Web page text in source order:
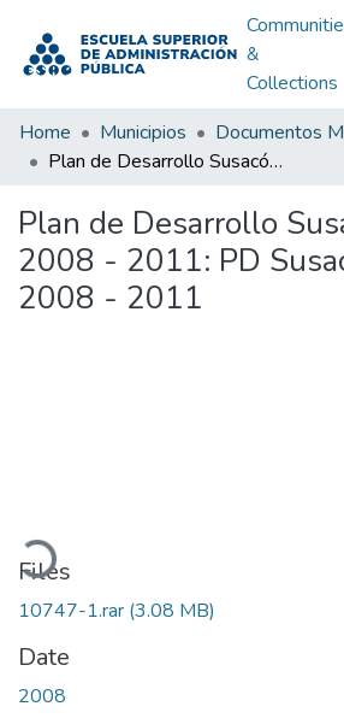
&
Collections
Home Municipios
Documentos
Plan de Desarrollo Susacón Boyacá 2008 - 2011: PD Susacón Boyacá 2008 - 2011
Plan de Desarrollo
2008 - 2011: PD
2008 - 2011
Files
10747-1.rar (3.08 MB)
Date
2008